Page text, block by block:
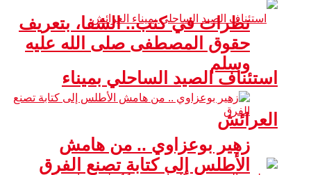
استئناف الصيد الساحلي بميناء
العرائش
نظرات في كتب.. الشفا، بتعريف
حقوق المصطفى صلى الله عليه
وسلم
زهير بوعزاوي .. من هامش
الأطلس إلى كتابة تصنع الفرق